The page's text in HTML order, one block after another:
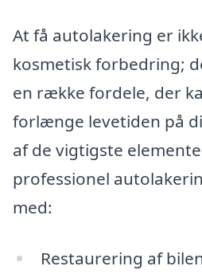
At få autolakering er
kosmetisk forbedring;
en række fordele, der
forlænge levetiden på
af de vigtigste
professionel
med:
Restaurering af